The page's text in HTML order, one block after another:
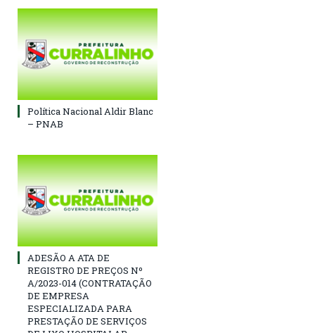
Política Nacional Aldir Blanc
– PNAB
ADESÃO A ATA DE
REGISTRO DE PREÇOS Nº
A/2023-014 (CONTRATAÇÃO
DE EMPRESA
ESPECIALIZADA PARA
PRESTAÇÃO DE SERVIÇOS